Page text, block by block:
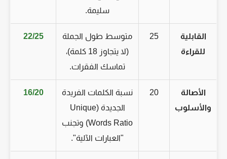
سليمة.
القابلية
للقراءة
متوسط طول الجملة
(لا يتجاوز 18 كلمة)،
تماسك الفقرات.
22/25
الأصالة
والأسلوب
نسبة الكلمات الفريدة
الجديدة (Unique
Words Ratio) وتجنب
"العبارات الآلية".
16/20